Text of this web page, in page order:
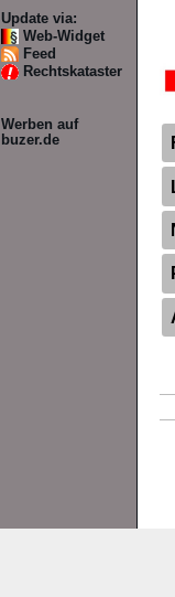
Update via:
Web-Widget
Feed
Rechtskataster
Werben auf
buzer.de